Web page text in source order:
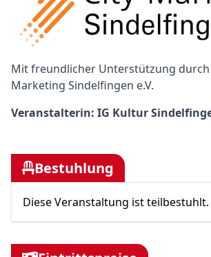
Text
Mit freundlicher Unterstützung durch
Marketing Sindelfingen e.V.
Text
Veranstalterin: IG Kultur
Bestuhlung
Diese Veranstaltung ist teilbestuhlt.